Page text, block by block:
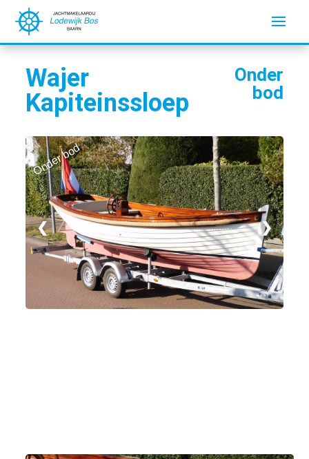
Wajer
Kapiteinssloep
Onder
bod
Onder bod
❮ ❯